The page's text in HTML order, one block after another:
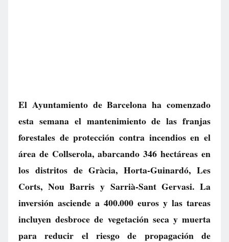
El Ayuntamiento de Barcelona ha comenzado
esta semana el mantenimiento de las franjas
forestales de protección contra incendios en el
área de Collserola, abarcando 346 hectáreas en
los distritos de Gràcia, Horta-Guinardó, Les
Corts, Nou Barris y Sarrià-Sant Gervasi. La
inversión asciende a 400.000 euros y las tareas
incluyen desbroce de vegetación seca y muerta
para reducir el riesgo de propagación de